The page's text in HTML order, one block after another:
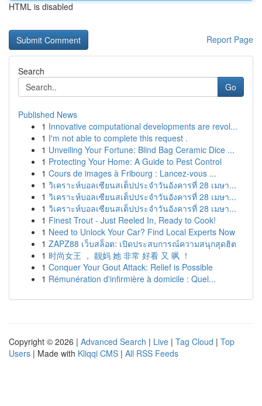
HTML is disabled
Report Page
Search
Go
Published News
1 Innovative computational developments are revol...
1 I'm not able to complete this request .
1 Unveiling Your Fortune: Blind Bag Ceramic Dice ...
1 Protecting Your Home: A Guide to Pest Control
1 Cours de images à Fribourg : Lancez-vous ...
1 วิเคราะห์บอลเซียนสเต็ปประจำวันอังคารที่ 28 เมษา...
1 วิเคราะห์บอลเซียนสเต็ปประจำวันอังคารที่ 28 เมษา...
1 วิเคราะห์บอลเซียนสเต็ปประจำวันอังคารที่ 28 เมษา...
1 Finest Trout - Just Reeled In, Ready to Cook!
1 Need to Unlock Your Car? Find Local Experts Now
1 ZAPZ88 เว็บสล็อต: เปิดประสบการณ์ความสนุกสุดฮิต
1 时尚女王 ， 靓妈 她 非常 好看 又 飒 ！
1 Conquer Your Gout Attack: Relief is Possible
1 Rémunération d'infirmière à domicile : Quel...
Copyright © 2026 | Advanced Search | Live | Tag Cloud | Top
Users | Made with Kliqqi CMS | All RSS Feeds